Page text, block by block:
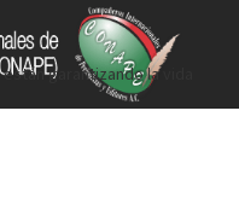
garantizando la vida